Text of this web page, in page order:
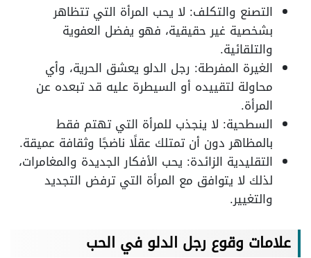
التصنع والتكلف: لا يحب المرأة التي تتظاهر
بشخصية غير حقيقية، فهو يفضل العفوية
والتلقائية.
الغيرة المفرطة: رجل الدلو يعشق الحرية، وأي
محاولة لتقييده أو السيطرة عليه قد تبعده عن
المرأة.
السطحية: لا ينجذب للمرأة التي تهتم فقط
بالمظاهر دون أن تمتلك عقلًا ناضجًا وثقافة عميقة.
التقليدية الزائدة: يحب الأفكار الجديدة والمغامرات،
لذلك لا يتوافق مع المرأة التي ترفض التجديد
والتغيير.
علامات وقوع رجل الدلو في الحب